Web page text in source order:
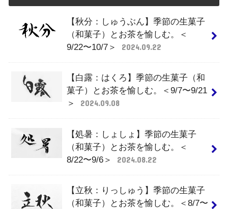
【秋分：しゅうぶん】季節の生菓子
（和菓子）とお茶を愉しむ。＜
9/22〜10/7＞
2024.09.22
【白露：はくろ】季節の生菓子（和
菓子）とお茶を愉しむ。＜9/7〜9/21
＞
2024.09.08
【処暑：しょしょ】季節の生菓子
（和菓子）とお茶を愉しむ。＜
8/22〜9/6＞
2024.08.22
【立秋：りっしゅう】季節の生菓子
（和菓子）とお茶を愉しむ。＜8/7〜